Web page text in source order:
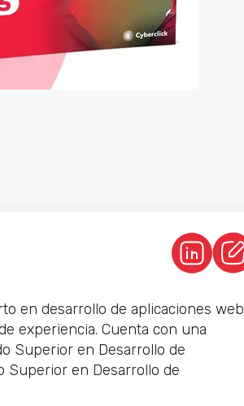
en desarrollo de aplicaciones web
experiencia. Cuenta con una
Superior en Desarrollo de
Superior en Desarrollo de